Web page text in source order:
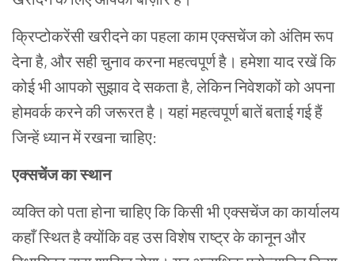
क्रिप्टोकरेंसीखरीदनेकापहलाकामएक्सचेंजकोअंतिमरूप
देनाहै, औरसहीचुनाव करनामहत्वपूर्णहै। हमेशायादरखेंकि
कोईभीआपकोसुझावदेसकताहै,लेकिननिवेशकोंकोअपना
होमवर्ककरनेकीजरूरतहै। यहांमहत्वपूर्णबातेंबताईगईहैं
जिन्हेंध्यानमेंरखनाचाहिए:
एक्सचेंजकास्थान
व्यक्तिकोपताहोनाचाहिएकिकिसीभीएक्सचेंजकाकार्यालय
कहाँस्थितहैक्योंकिवहउसविशेषराष्ट्रकेकानूनऔर